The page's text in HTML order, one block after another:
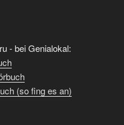
- bei Genialokal:
(so fing es an)